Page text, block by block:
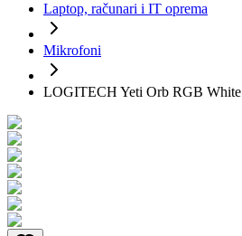
Laptop, računari i IT oprema
Mikrofoni
LOGITECH Yeti Orb RGB White